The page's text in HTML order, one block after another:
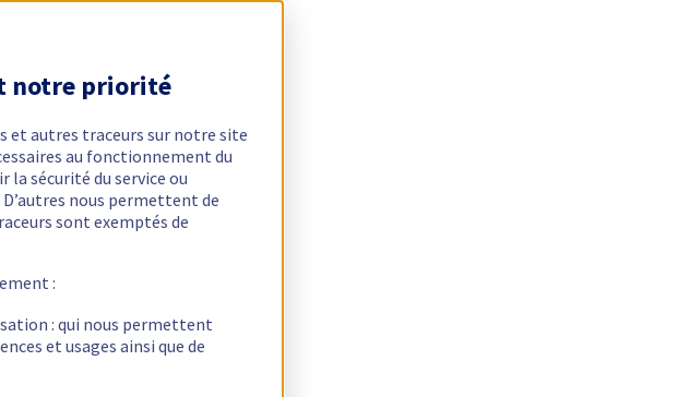
notre priorité
et autres traceurs sur notre site
au fonctionnement du
sécurité du service ou
nous permettent de
sont exemptés de
:
: qui nous permettent
et usages ainsi que de